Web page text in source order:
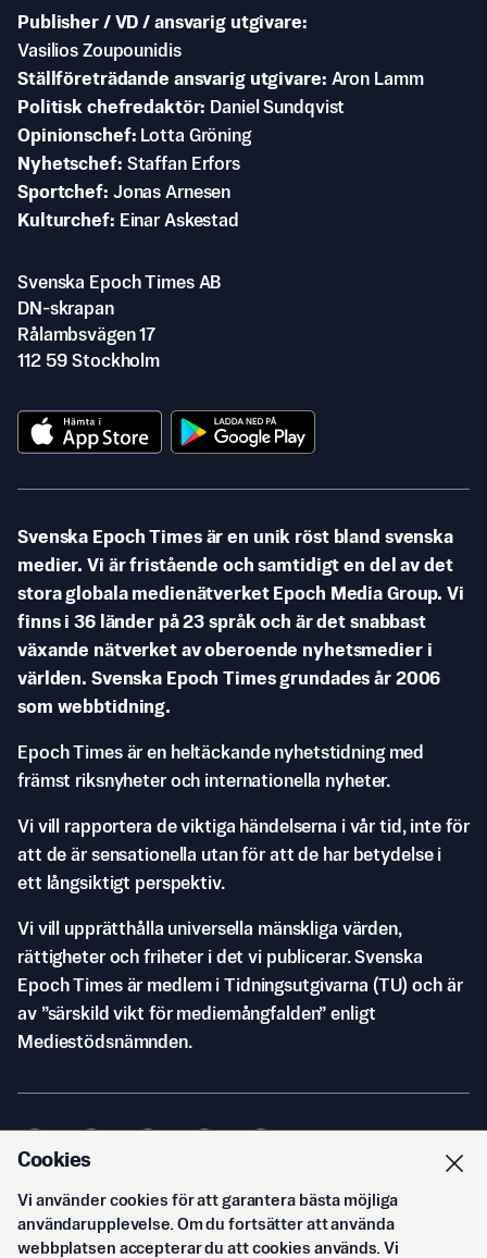
Publisher / VD / ansvarig utgivare
Vasilios Zoupounidis
Ställföreträdande ansvarig utgivare Aron Lamm
Politisk chefredaktör
Daniel Sundqvist
Opinionschef
Lotta Gröning
Nyhetschef Staffan Erfors
Sportchef Jonas Arnesen
Kulturchef
Einar Askestad
Svenska Epoch Times AB
DN-skrapan
Rålambsvägen 17
112 59 Stockholm
Svenska Epoch Times är en unik röst bland svenska
medier. Vi är fristående och samtidigt en del av det
stora globala medienätverket Epoch Media Group. Vi
finns i 36 länder på 23 språk och är det snabbast
växande nätverket av oberoende nyhetsmedier i
världen. Svenska Epoch Times grundades år 2006
som webbtidning.
Epoch Times är en heltäckande nyhetstidning med
främst riksnyheter och internationella nyheter.
Vi vill rapportera de viktiga händelserna i vår tid, inte för
att de är sensationella utan för att de har betydelse i
ett långsiktigt perspektiv.
Vi vill upprätthålla universella mänskliga värden,
rättigheter och friheter i det vi publicerar. Svenska
Epoch Times är medlem i Tidningsutgivarna (TU) och är
av ”särskild vikt för mediemångfalden” enligt
Mediestödsnämnden.
© Svenska Epoch Times AB2026
Cookies
Vi använder cookies för att garantera bästa möjliga
användarupplevelse. Om du fortsätter att använda
webbplatsen accepterar du att cookies används. Vi